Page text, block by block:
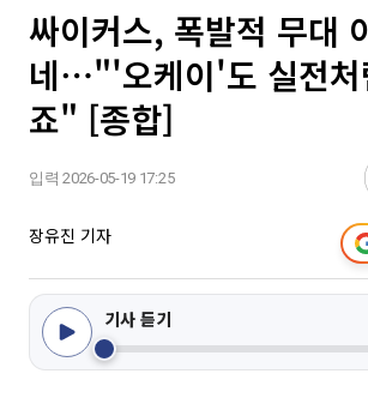
싸이커스, 폭발적 무대
네⋯"'오케이'도 실전처
죠" [종합]
입력 2026-05-19 17:25
장유진 기자
기사 듣기